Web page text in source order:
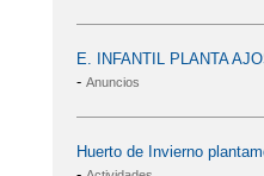
E. INFANTIL PLANTA
- Anuncios
Huerto de Invierno